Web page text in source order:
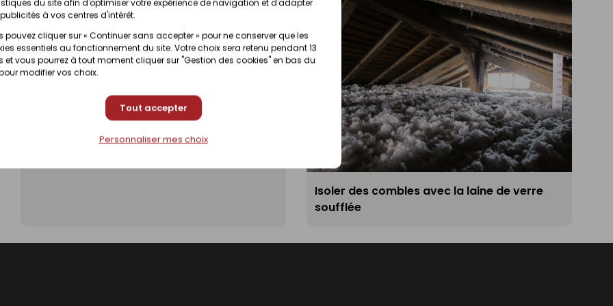
du site afin d'optimiser votre expérience de navigation et d'adapter
à vos centres d'intérêt.
pouvez cliquer sur « Continuer sans accepter » pour ne conserver que les
essentiels au fonctionnement du site. Votre choix sera retenu pendant 13
et vous pourrez à tout moment cliquer sur "Gestion des cookies" en bas du
modifier vos choix.
Tout accepter
Personnaliser mes choix
Isoler des combles avec la laine de verre
soufflée